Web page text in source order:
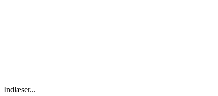
Indlæser...